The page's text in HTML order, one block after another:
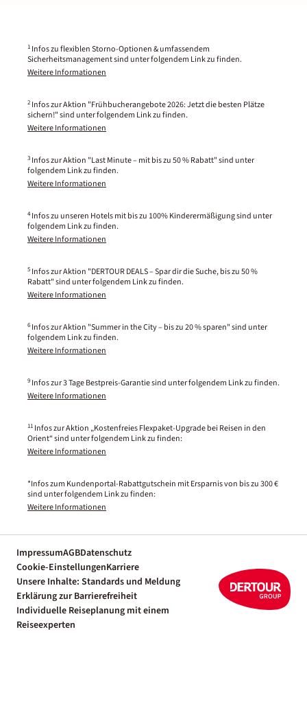
1 Infos zu flexiblen Storno-Optionen & umfassendem
Sicherheitsmanagement sind unter folgendem Link zu finden.
Weitere Informationen
2 Infos zur Aktion "Frühbucherangebote 2026: Jetzt die besten Plätze
sichern!" sind unter folgendem Link zu finden.
Weitere Informationen
3 Infos zur Aktion "Last Minute – mit bis zu 50 % Rabatt" sind unter
folgendem Link zu finden.
Weitere Informationen
4 Infos zu unseren Hotels mit bis zu 100% Kinderermäßigung sind unter
folgendem Link zu finden.
Weitere Informationen
5 Infos zur Aktion "DERTOUR DEALS – Spar dir die Suche, bis zu 50 %
Rabatt" sind unter folgendem Link zu finden.
Weitere Informationen
6 Infos zur Aktion "Summer in the City – bis zu 20 % sparen" sind unter
folgendem Link zu finden.
Weitere Informationen
9 Infos zur 3 Tage Bestpreis-Garantie sind unter folgendem Link zu finden.
Weitere Informationen
11 Infos zur Aktion „Kostenfreies Flexpaket-Upgrade bei Reisen in den
Orient“ sind unter folgendem Link zu finden:
Weitere Informationen
*Infos zum Kundenportal-Rabattgutschein mit Ersparnis von bis zu 300 €
sind unter folgendem Link zu finden:
Weitere Informationen
ImpressumAGBDatenschutz
Cookie-EinstellungenKarriere
Unsere Inhalte: Standards und Meldung
Erklärung zur Barrierefreiheit
Individuelle Reiseplanung mit einem
Reiseexperten